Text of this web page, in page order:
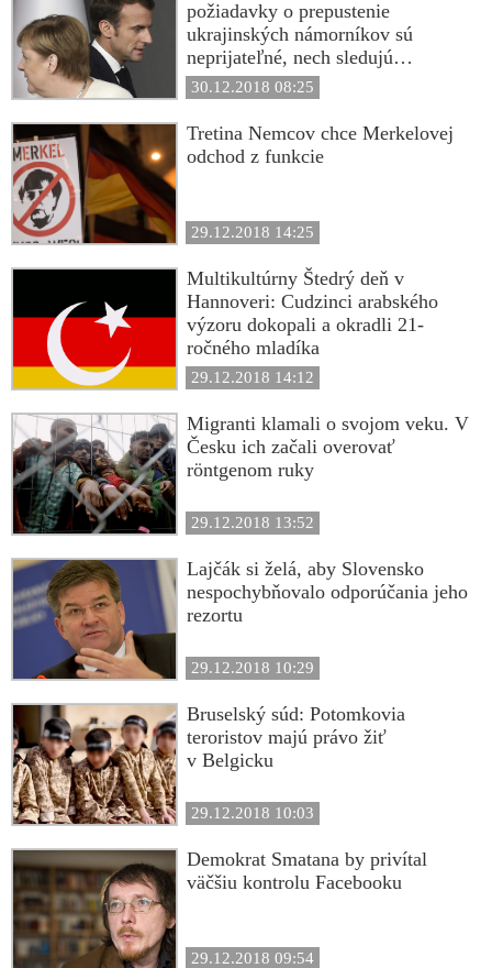
požiadavky o prepustenie
ukrajinských námorníkov sú
neprijateľné, nech sledujú
porušovania práv zo strany Kyjeva
30.12.2018 08:25
Tretina Nemcov chce Merkelovej
odchod z funkcie
29.12.2018 14:25
Multikultúrny Štedrý deň v
Hannoveri: Cudzinci arabského
výzoru dokopali a okradli 21-
ročného mladíka
29.12.2018 14:12
Migranti klamali o svojom veku. V
Česku ich začali overovať
röntgenom ruky
29.12.2018 13:52
Lajčák si želá, aby Slovensko
nespochybňovalo odporúčania jeho
rezortu
29.12.2018 10:29
Bruselský súd: Potomkovia
teroristov majú právo žiť
v Belgicku
29.12.2018 10:03
Demokrat Smatana by privítal
väčšiu kontrolu Facebooku
29.12.2018 09:54